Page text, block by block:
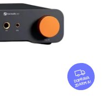
Z
D
A
ZDARMA